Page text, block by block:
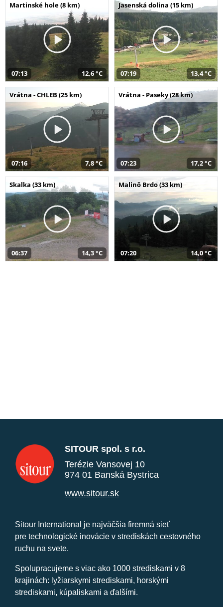
Martinské hole (8 km)
07:13 12,6 °C
Jasenská dolina (15 km)
07:19 13,4 °C
Vrátna - CHLEB (25 km)
07:16 7,8 °C
Vrátna - Paseky (28 km)
07:23 17,2 °C
Skalka (33 km)
06:37 14,3 °C
Malinô Brdo (33 km)
07:20 14,0 °C
SITOUR spol. s r.o.
Terézie Vansovej 10
974 01 Banská Bystrica
www.sitour.sk
Sitour International je najväčšia firemná sieť
pre technologické inovácie v strediskách cestovného
ruchu na svete.
Spolupracujeme s viac ako 1000 strediskami v 8
krajinách: lyžiarskymi strediskami, horskými
strediskami, kúpaliskami a ďalšími.